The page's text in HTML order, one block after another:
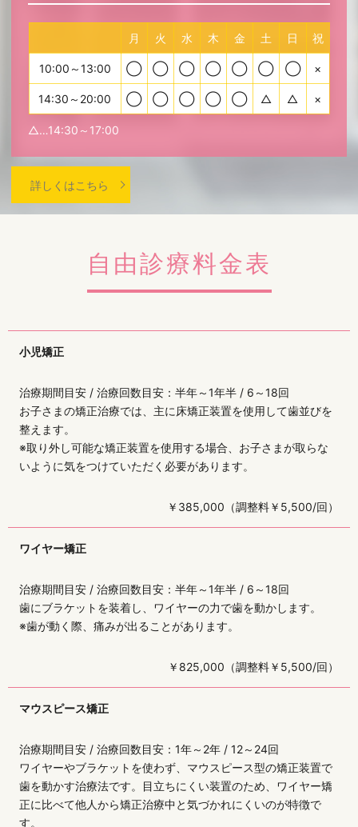
月 火 水 木 金 土 日 祝
10:00～13:00 ◯ ◯ ◯ ◯ ◯ ◯ ◯ ×
14:30～20:00 ◯ ◯ ◯ ◯ ◯ △ △ ×
△…14:30～17:00
詳しくはこちら
自由診療料金表
小児矯正
治療期間目安 / 治療回数目安：半年～1年半 / 6～18回
お子さまの矯正治療では、主に床矯正装置を使用して歯並びを
整えます。
※取り外し可能な矯正装置を使用する場合、お子さまが取らな
いように気をつけていただく必要があります。
￥385,000（調整料￥5,500/回）
ワイヤー矯正
治療期間目安 / 治療回数目安：半年～1年半 / 6～18回
歯にブラケットを装着し、ワイヤーの力で歯を動かします。
※歯が動く際、痛みが出ることがあります。
￥825,000（調整料￥5,500/回）
マウスピース矯正
治療期間目安 / 治療回数目安：1年～2年 / 12～24回
ワイヤーやブラケットを使わず、マウスピース型の矯正装置で
歯を動かす治療法です。目立ちにくい装置のため、ワイヤー矯
正に比べて他人から矯正治療中と気づかれにくいのが特徴で
す。